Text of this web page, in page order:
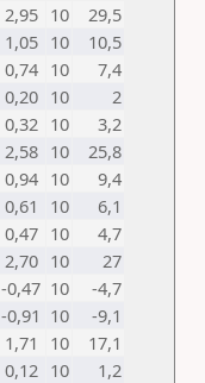
2,95 10
29,5
1,05 10
10,5
0,74 10
7,4
0,20 10
2
0,32 10
3,2
2,58 10
25,8
0,94 10
9,4
0,61 10
6,1
0,47 10
4,7
2,70 10
27
-0,47 10
-4,7
-0,91 10
-9,1
1,71 10
17,1
0,12 10
1,2